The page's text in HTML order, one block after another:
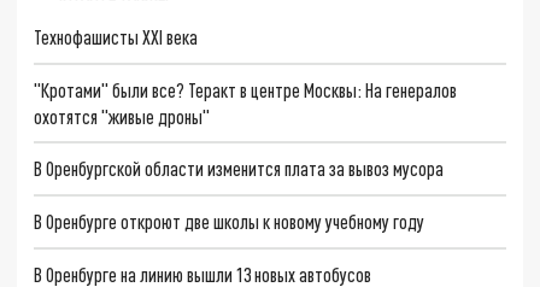
Технофашисты XXI века
"Кротами" были все? Теракт в центре Москвы: На генералов
охотятся "живые дроны"
В Оренбургской области изменится плата за вывоз мусора
В Оренбурге откроют две школы к новому учебному году
В Оренбурге на линию вышли 13 новых автобусов